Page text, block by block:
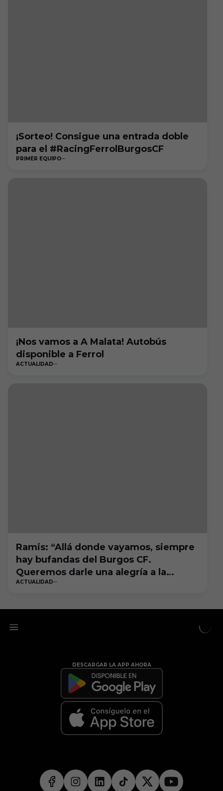
¡Sorteo! Consigue una entrada doble
para el #RacingFerrolBurgosCF
PRIMER EQUIPO
¡Nos vamos a A Malata! Autobús
disponible a Ferrol
ACTUALIDAD
Ramis: “Allá donde vayamos, siempre
hay bufandas del Burgos CF.
Queremos darle una alegría a la
afición”
ACTUALIDAD
DESCARGAR LA APP AHORA